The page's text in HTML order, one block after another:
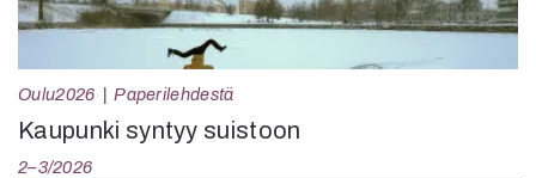
Oulu2026 Paperilehdestä
Kaupunki syntyy suistoon
2–3/2026